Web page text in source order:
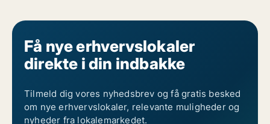
Få nye erhvervslokaler
direkte i din indbakke
Tilmeld dig vores nyhedsbrev og få gratis besked
om nye erhvervslokaler, relevante muligheder og
nyheder fra lokalemarkedet.